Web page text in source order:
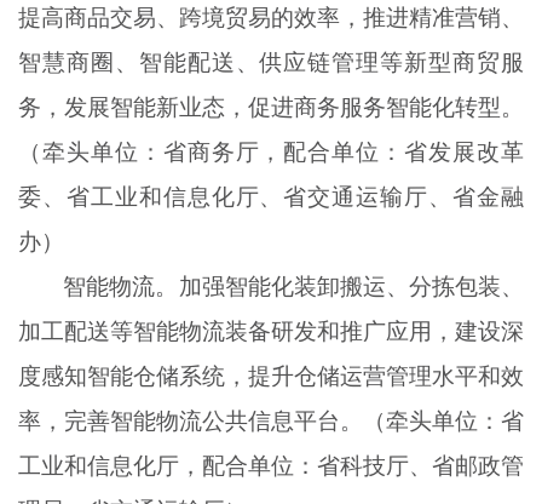
提高商品交易、跨境贸易的效率，推进精准营销、
智慧商圈、智能配送、供应链管理等新型商贸服
务，发展智能新业态，促进商务服务智能化转型。
（牵头单位：省商务厅，配合单位：省发展改革
委、省工业和信息化厅、省交通运输厅、省金融
办）
智能物流。加强智能化装卸搬运、分拣包装、
加工配送等智能物流装备研发和推广应用，建设深
度感知智能仓储系统，提升仓储运营管理水平和效
率，完善智能物流公共信息平台。（牵头单位：省
工业和信息化厅，配合单位：省科技厅、省邮政管